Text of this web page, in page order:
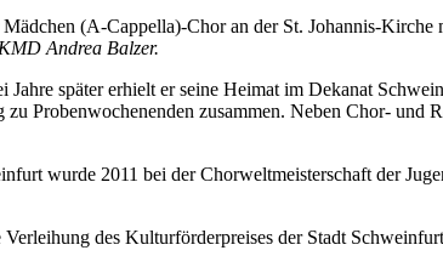
(A-Cappella)-Chor an der St. Johannis-
KMD Andrea Balzer.
später erhielt er seine Heimat im Dekanat
Probenwochenenden zusammen. Neben Chor- und
wurde 2011 bei der Chorweltmeisterschaft der
des Kulturförderpreises der Stadt